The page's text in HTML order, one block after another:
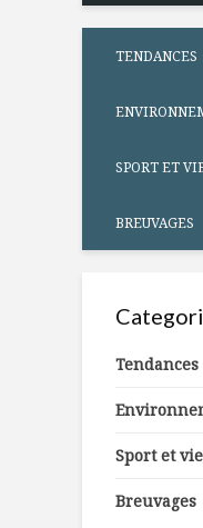
TENDANCES
SPORT ET
BREUVAGES
Tendances
Sport et
Breuvages